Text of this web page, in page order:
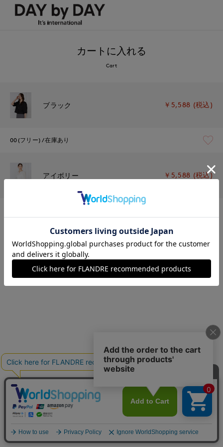
カートに入れる
Cart
ブラック ￥5,588 (税込)
00(フリー) 在庫あり
アイボリー ￥5,588 (税込)